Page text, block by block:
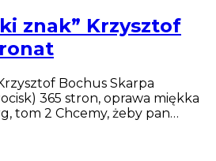
znak” Krzysztof
Bochus Skarpa
365 stron, oprawa miękka
tom 2 Chcemy, żeby pan…